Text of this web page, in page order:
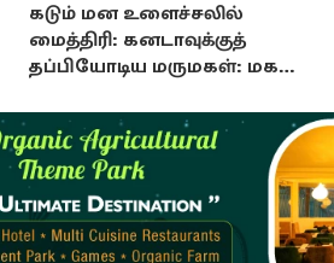
கடும் மன உளைச்சலில்
மைத்திரி: கனடாவுக்குத்
தப்பியோடிய மருமகள்: மகன்